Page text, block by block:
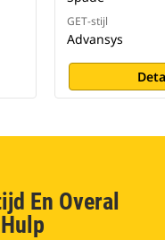
GET-stijl
Advansys
En Overal